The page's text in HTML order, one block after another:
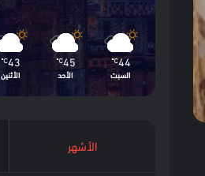
44
℃
السبت
45
℃
الأحد
43
℃
الأثنين
الأشهر